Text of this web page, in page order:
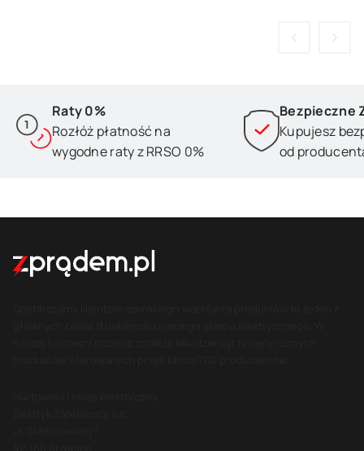
Raty 0%
Rozłóż płatność na
wygodne raty z RRSO 0%
Bezpieczne
Kupujesz
od